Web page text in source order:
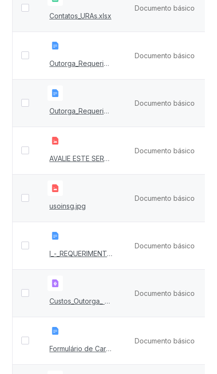
Contatos_URAs.xlsx
Documento básico
Outorga_Requerimento_Retificação_de_Outorga_Novo (1).docx
Documento básico
Outorga_Requerimento_Retificação_de_Outorga_Novo.docx
Documento básico
AVALIE ESTE SERVIÇO.png
Documento básico
usoinsg.jpg
Documento básico
I_-_REQUERIMENTO_DE_PEDIDO_DE_VISTAS_CÓPIA_DE_DOCUMENTO_DE_PROCESSO_DE_OUTORGA.docx
Documento básico
Custos_Outorga_ 2025.pdf
Documento básico
Formulário de Caracterizaçãodo Empreendimento - FCE Água
Documento básico